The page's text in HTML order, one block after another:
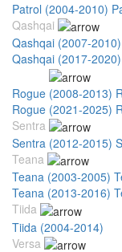
Patrol (2004-2010)
Qashqai
Qashqai (2007-2010)
Qashqai (2017-2020)
Rogue (2008-2013)
Rogue (2021-2025)
Sentra
Sentra (2012-2015)
Teana
Teana (2003-2005)
Teana (2013-2016)
Tiida
Tiida (2004-2014)
Versa